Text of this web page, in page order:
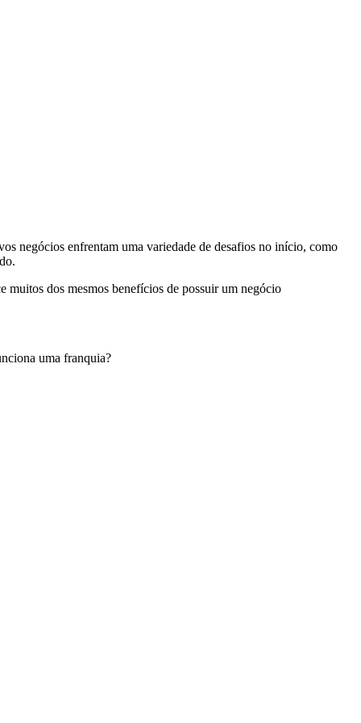
negócios enfrentam uma variedade de desafios no início, como
muitos dos mesmos benefícios de possuir um negócio